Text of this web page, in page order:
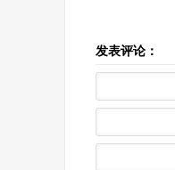
发表评论：